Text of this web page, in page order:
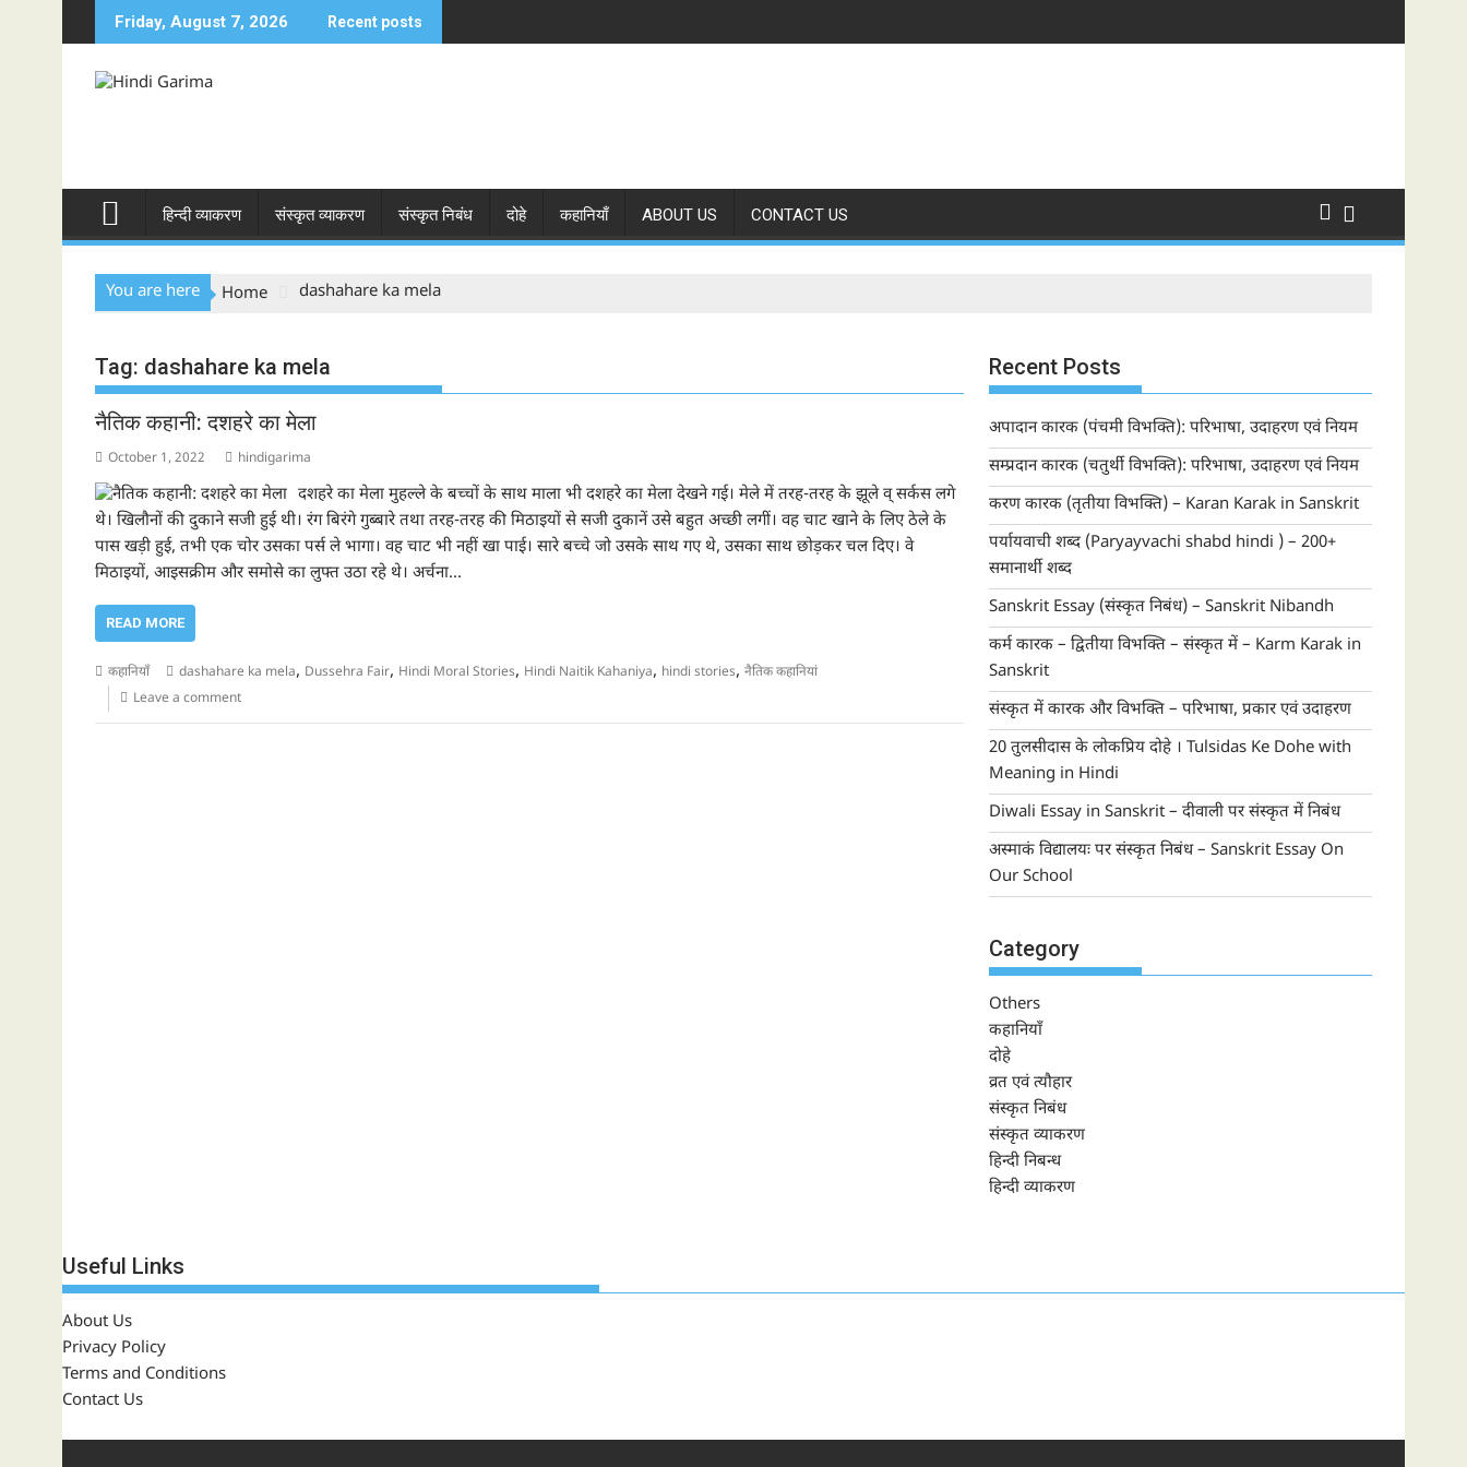
Friday, August 7, 2026 Recent posts
हिन्दी व्याकरण संस्कृत व्याकरण संस्कृत निबंध दोहे कहानियाँ ABOUT US CONTACT US
You are here Home dashahare ka mela
Tag: dashahare ka mela
नैतिक कहानी: दशहरे का मेला
October 1, 2022 hindigarima
दशहरे का मेला मुहल्ले के बच्चों के साथ माला भी दशहरे का मेला देखने गई। मेले में तरह-तरह के झूले व् सर्कस लगे
थे। खिलौनों की दुकाने सजी हुई थी। रंग बिरंगे गुब्बारे तथा तरह-तरह की मिठाइयों से सजी दुकानें उसे बहुत अच्छी लगीं। वह चाट खाने के लिए ठेले के
पास खड़ी हुई, तभी एक चोर उसका पर्स ले भागा। वह चाट भी नहीं खा पाई। सारे बच्चे जो उसके साथ गए थे, उसका साथ छोड़कर चल दिए। वे
मिठाइयों, आइसक्रीम और समोसे का लुफ्त उठा रहे थे। अर्चना…
READ MORE
कहानियाँ dashahare ka mela, Dussehra Fair, Hindi Moral Stories, Hindi Naitik Kahaniya, hindi stories, नैतिक कहानियां
Leave a comment
Recent Posts
अपादान कारक (पंचमी विभक्ति): परिभाषा, उदाहरण एवं नियम
सम्प्रदान कारक (चतुर्थी विभक्ति): परिभाषा, उदाहरण एवं नियम
करण कारक (तृतीया विभक्ति) – Karan Karak in Sanskrit
पर्यायवाची शब्द (Paryayvachi shabd hindi ) – 200+
समानार्थी शब्द
Sanskrit Essay (संस्कृत निबंध) – Sanskrit Nibandh
कर्म कारक – द्वितीया विभक्ति – संस्कृत में – Karm Karak in
Sanskrit
संस्कृत में कारक और विभक्ति – परिभाषा, प्रकार एवं उदाहरण
20 तुलसीदास के लोकप्रिय दोहे । Tulsidas Ke Dohe with
Meaning in Hindi
Diwali Essay in Sanskrit – दीवाली पर संस्कृत में निबंध
अस्माकं विद्यालयः पर संस्कृत निबंध – Sanskrit Essay On
Our School
Category
Others
कहानियाँ
दोहे
व्रत एवं त्यौहार
संस्कृत निबंध
संस्कृत व्याकरण
हिन्दी निबन्ध
हिन्दी व्याकरण
Useful Links
About Us
Privacy Policy
Terms and Conditions
Contact Us